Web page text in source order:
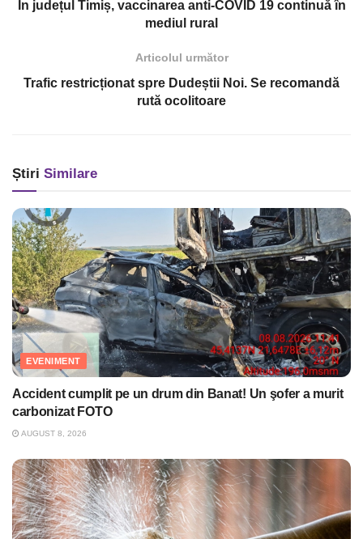
În județul Timiș, vaccinarea anti-COVID 19 continuă în
mediul rural
Articolul următor
Trafic restricționat spre Dudeștii Noi. Se recomandă
rută ocolitoare
Știri Similare
EVENIMENT
Accident cumplit pe un drum din Banat! Un şofer a murit
carbonizat FOTO
AUGUST 8, 2026